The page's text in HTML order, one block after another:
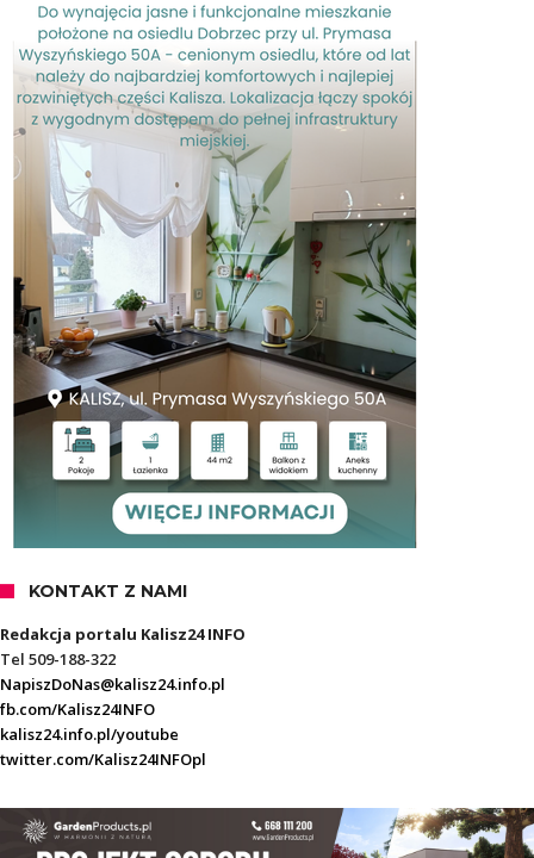
KONTAKT Z NAMI
Redakcja portalu Kalisz24 INFO
Tel 509-188-322
NapiszDoNas@kalisz24.info.pl
fb.com/Kalisz24INFO
kalisz24.info.pl/youtube
twitter.com/Kalisz24INFOpl